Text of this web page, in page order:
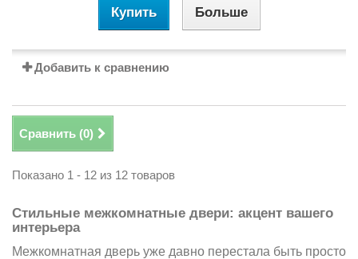
Купить Больше
Добавить к сравнению
Сравнить (0)
Показано 1 - 12 из 12 товаров
Стильные межкомнатные двери: акцент вашего
интерьера
Межкомнатная дверь уже давно перестала быть просто